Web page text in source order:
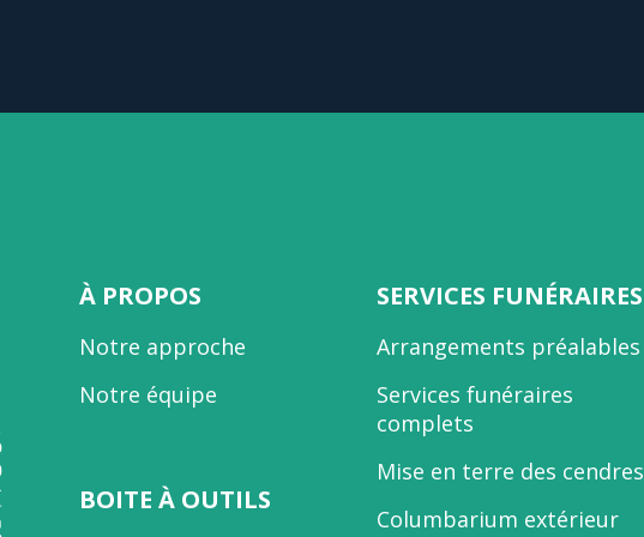
À PROPOS
Notre approche
Notre équipe
BOITE À OUTILS
SERVICES FUNÉRAIRES
Arrangements préalables
Services funéraires
complets
Mise en terre des cendres
Columbarium extérieur